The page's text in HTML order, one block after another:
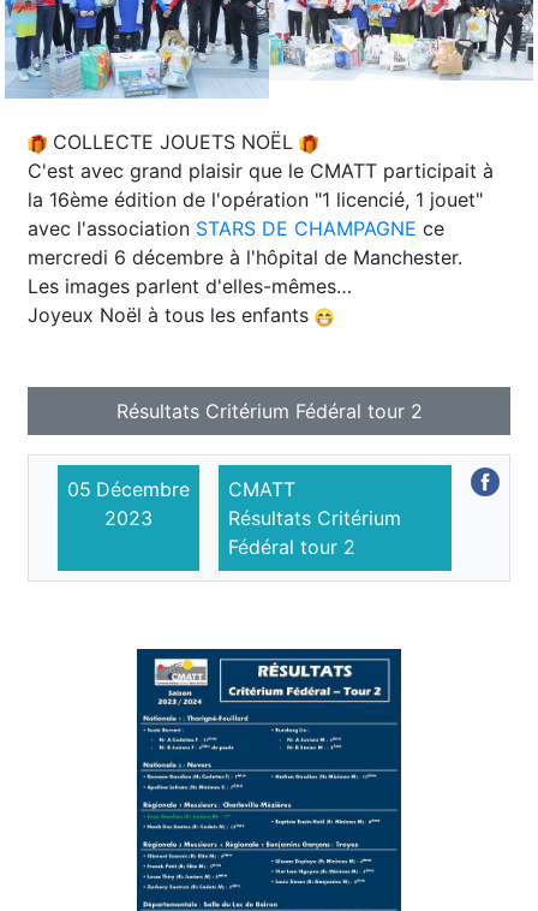
COLLECTE JOUETS NOËL
C'est avec grand plaisir que le CMATT participait à
la 16ème édition de l'opération "1 licencié, 1 jouet"
avec l'association STARS DE CHAMPAGNE ce
mercredi 6 décembre à l'hôpital de Manchester.
Les images parlent d'elles-mêmes…
Joyeux Noël à tous les enfants
Résultats Critérium Fédéral tour 2
05 Décembre
2023
CMATT
Résultats Critérium
Fédéral tour 2